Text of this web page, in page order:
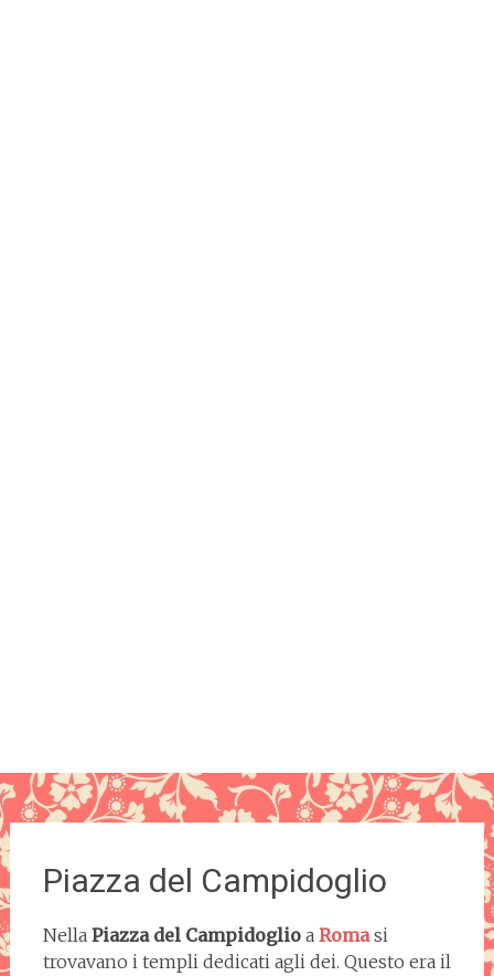
Piazza del Campidoglio
Nella Piazza del Campidoglioa Romasi
trovavano i templi dedicati agli dei. Questo era il